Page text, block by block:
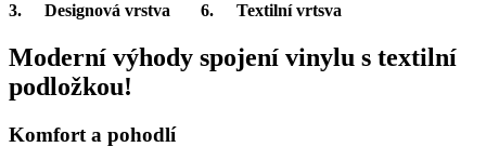
3.
Designová vrstva 6. Textilní vrtsva
Moderní výhody spojení vinylu s textilní
podložkou!
Komfort a pohodlí